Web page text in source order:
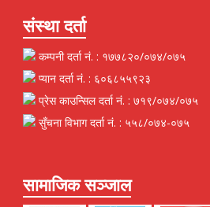
संस्था दर्ता
कम्पनी दर्ता नं. : १७७८२०/०७४/०७५
प्यान दर्ता नं. : ६०६८५५९२३
प्रेस काउन्सिल दर्ता नं. : ७१९/०७४/०७५
सुँचना विभाग दर्ता नं. : ५५८/०७४-०७५
सामाजिक सञ्जाल